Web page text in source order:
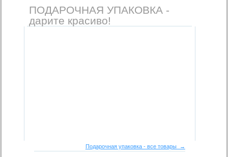
ПОДАРОЧНАЯ УПАКОВКА -
дарите красиво!
Подарочная упаковка - все товары →